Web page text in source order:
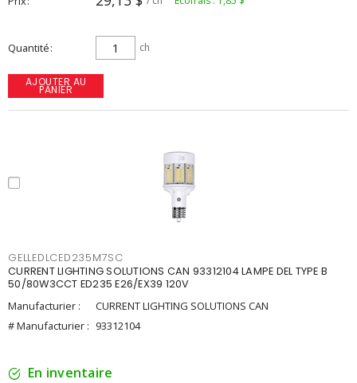
Quantité ch
AJOUTER AU
PANIER
GELLEDLCED235M7SC
CURRENT LIGHTING SOLUTIONS CAN 93312104 LAMPE DEL TYPE B
50/80W3CCT ED235 E26/EX39 120V
Manufacturier :
CURRENT LIGHTING SOLUTIONS CAN
# Manufacturier : 93312104
En inventaire